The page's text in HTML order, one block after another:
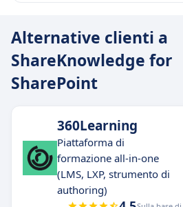
Alternative clienti a
ShareKnowledge for
SharePoint
360Learning
Piattaforma di
formazione all-in-one
(LMS, LXP, strumento di
authoring)